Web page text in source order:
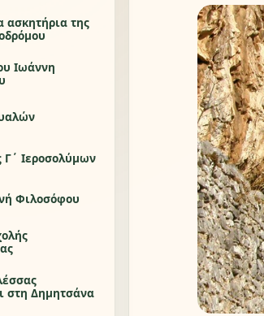
ασκητήρια της
Ιωάννη
Ιεροσολύμων
Φιλοσόφου
στη Δημητσάνα